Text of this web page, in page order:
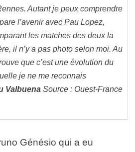
Autant je peux comprendre
l’avenir avec Pau Lopez,
les matches des deux la
il n’y a pas photo selon moi. Au
que c’est une évolution du
je ne me reconnais
Valbuena Source : Ouest-France
Génésio qui a eu